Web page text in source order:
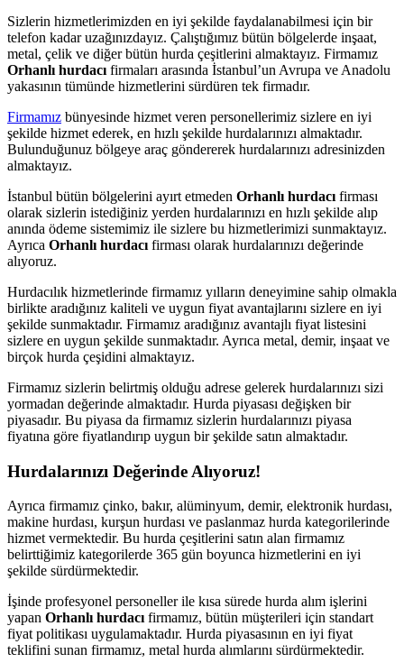
Sizlerin hizmetlerimizden en iyi şekilde faydalanabilmesi için bir
telefon kadar uzağınızdayız. Çalıştığımız bütün bölgelerde inşaat,
metal, çelik ve diğer bütün hurda çeşitlerini almaktayız. Firmamız
Orhanlı hurdacı firmaları arasında İstanbul’un Avrupa ve Anadolu
yakasının tümünde hizmetlerini sürdüren tek firmadır.
Firmamız bünyesinde hizmet veren personellerimiz sizlere en iyi
şekilde hizmet ederek, en hızlı şekilde hurdalarınızı almaktadır.
Bulunduğunuz bölgeye araç göndererek hurdalarınızı adresinizden
almaktayız.
İstanbul bütün bölgelerini ayırt etmeden Orhanlı hurdacı firması
olarak sizlerin istediğiniz yerden hurdalarınızı en hızlı şekilde alıp
anında ödeme sistemimiz ile sizlere bu hizmetlerimizi sunmaktayız.
Ayrıca Orhanlı hurdacı firması olarak hurdalarınızı değerinde
alıyoruz.
Hurdacılık hizmetlerinde firmamız yılların deneyimine sahip olmakla
birlikte aradığınız kaliteli ve uygun fiyat avantajlarını sizlere en iyi
şekilde sunmaktadır. Firmamız aradığınız avantajlı fiyat listesini
sizlere en uygun şekilde sunmaktadır. Ayrıca metal, demir, inşaat ve
birçok hurda çeşidini almaktayız.
Firmamız sizlerin belirtmiş olduğu adrese gelerek hurdalarınızı sizi
yormadan değerinde almaktadır. Hurda piyasası değişken bir
piyasadır. Bu piyasa da firmamız sizlerin hurdalarınızı piyasa
fiyatına göre fiyatlandırıp uygun bir şekilde satın almaktadır.
Hurdalarınızı Değerinde Alıyoruz!
Ayrıca firmamız çinko, bakır, alüminyum, demir, elektronik hurdası,
makine hurdası, kurşun hurdası ve paslanmaz hurda kategorilerinde
hizmet vermektedir. Bu hurda çeşitlerini satın alan firmamız
belirttiğimiz kategorilerde 365 gün boyunca hizmetlerini en iyi
şekilde sürdürmektedir.
İşinde profesyonel personeller ile kısa sürede hurda alım işlerini
yapan Orhanlı hurdacıfirmamız, bütün müşterileri için standart
fiyat politikası uygulamaktadır. Hurda piyasasının en iyi fiyat
teklifini sunan firmamız, metal hurda alımlarını sürdürmektedir.